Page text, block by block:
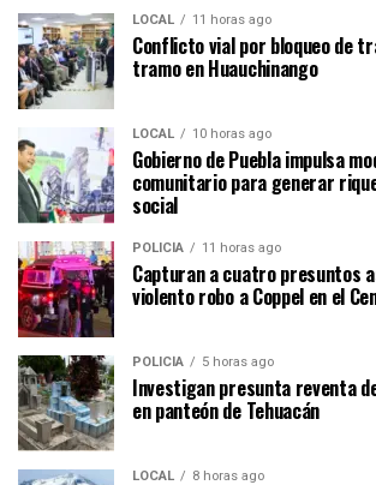
LOCAL 11 horas ago
Conflicto vial por bloqueo de
tramo en Huauchinango
LOCAL 10 horas ago
Gobierno de Puebla impulsa
comunitario para generar
social
POLICÍA 11 horas ago
Capturan a cuatro presuntos
violento robo a Coppel en el
POLICÍA 5 horas ago
Investigan presunta reventa
en panteón de Tehuacán
LOCAL 8 horas ago